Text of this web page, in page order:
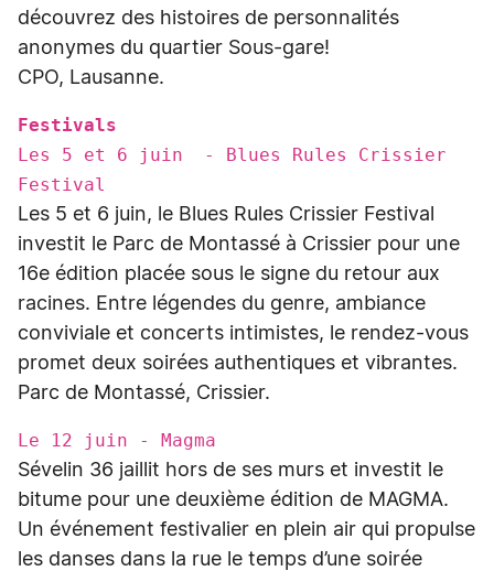
découvrez des histoires de personnalités
anonymes du quartier Sous-gare!
CPO, Lausanne.
Festivals
Les 5 et 6 juin - Blues Rules Crissier
Festival
Les 5 et 6 juin, le Blues Rules Crissier Festival
investit le Parc de Montassé à Crissier pour une
16e édition placée sous le signe du retour aux
racines. Entre légendes du genre, ambiance
conviviale et concerts intimistes, le rendez-vous
promet deux soirées authentiques et vibrantes.
Parc de Montassé, Crissier.
Le 12 juin - Magma
Sévelin 36 jaillit hors de ses murs et investit le
bitume pour une deuxième édition de MAGMA.
Un événement festivalier en plein air qui propulse
les danses dans la rue le temps d’une soirée